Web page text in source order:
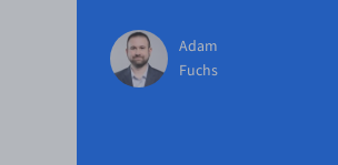
Adam
Fuchs